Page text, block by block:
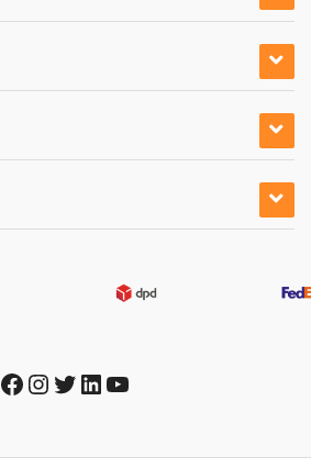
Facebook
Instagram
Twitter
LinkedIn
YouTube